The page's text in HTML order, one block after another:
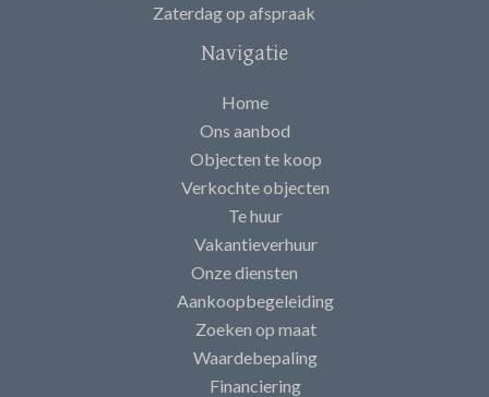
Zaterdag op afspraak
Navigatie
Home
Ons aanbod
Objecten te koop
Verkochte objecten
Te huur
Vakantieverhuur
Onze diensten
Aankoopbegeleiding
Zoeken op maat
Waardebepaling
Financiering